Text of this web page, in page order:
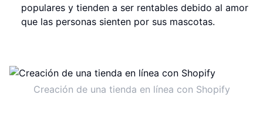
populares y tienden a ser rentables debido al amor
que las personas sienten por sus mascotas.
Creación de una tienda en línea con Shopify